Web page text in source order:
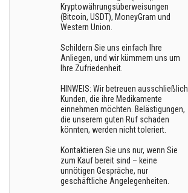
Kryptowährungsüberweisungen
(Bitcoin, USDT), MoneyGram und
Western Union.
Schildern Sie uns einfach Ihre
Anliegen, und wir kümmern uns um
Ihre Zufriedenheit.
HINWEIS: Wir betreuen ausschließlich
Kunden, die ihre Medikamente
einnehmen möchten. Belästigungen,
die unserem guten Ruf schaden
könnten, werden nicht toleriert.
Kontaktieren Sie uns nur, wenn Sie
zum Kauf bereit sind – keine
unnötigen Gespräche, nur
geschäftliche Angelegenheiten.